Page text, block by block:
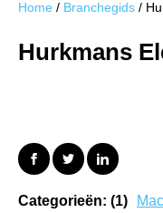
Home / Branchegids /
Hurkmans
Categorieën: (1)